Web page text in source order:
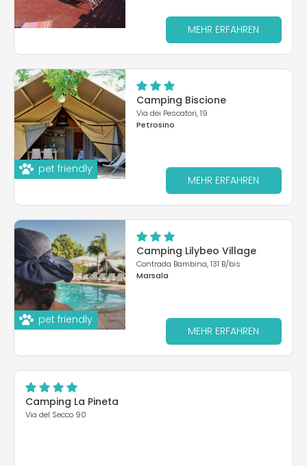
MEHR ERFAHREN
pet friendly
Camping Biscione
Via dei Pescatori, 19
Petrosino
MEHR ERFAHREN
pet friendly
Camping Lilybeo Village
Contrada Bambina, 131 B/bis
Marsala
MEHR ERFAHREN
Camping La Pineta
Via del Secco 90